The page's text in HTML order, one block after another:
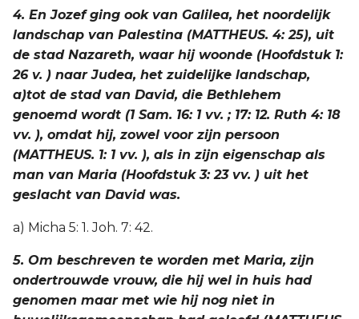
4. En Jozef ging ook van Galilea, het noordelijk
landschap van Palestina (MATTHEUS. 4: 25), uit
de stad Nazareth, waar hij woonde (Hoofdstuk 1:
26 v. ) naar Judea, het zuidelijke landschap,
a)tot de stad van David, die Bethlehem
genoemd wordt (1 Sam. 16: 1 vv. ; 17: 12. Ruth 4: 18
vv. ), omdat hij, zowel voor zijn persoon
(MATTHEUS. 1: 1 vv. ), als in zijn eigenschap als
man van Maria (Hoofdstuk 3: 23 vv. ) uit het
geslacht van David was.
a) Micha 5: 1. Joh. 7: 42.
5. Om beschreven te worden met Maria, zijn
ondertrouwde vrouw, die hij wel in huis had
genomen maar met wie hij nog niet in